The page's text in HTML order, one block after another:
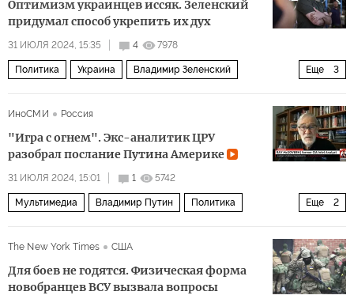
Оптимизм украинцев иссяк. Зеленский
придумал способ укрепить их дух
31 ИЮЛЯ 2024, 15:35 4 7978
Еще 3
Политика Украина Владимир Зеленский
ИноСМИ
Россия
"Игра с огнем". Экс-аналитик ЦРУ
разобрал послание Путина Америке
31 ИЮЛЯ 2024, 15:01 1 5742
Еще 2
Мультимедиа Владимир Путин Политика
The New York Times
США
Для боев не годятся. Физическая форма
новобранцев ВСУ вызвала вопросы